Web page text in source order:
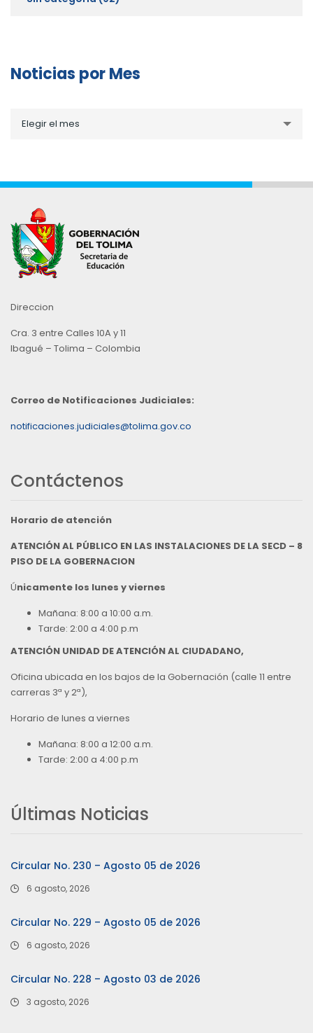
Noticias por Mes
porElegir el mes
Direccion
Cra. 3 entre Calles 10A y 11
Ibagué – Tolima – Colombia
Correo de Notificaciones Judiciales:
notificaciones.judiciales@tolima.gov.co
Contáctenos
Horario de atención
ATENCIÓN AL PÚBLICO EN LAS INSTALACIONES DE LA SECD – 8
PISO DE LA GOBERNACION
Únicamente los lunes y viernes
Mañana: 8:00 a 10:00 a.m.
Tarde: 2:00 a 4:00 p.m
ATENCIÓN UNIDAD DE ATENCIÓN AL CIUDADANO,
Oficina ubicada en los bajos de la Gobernación (calle 11 entre
carreras 3ª y 2ª),
Horario de lunes a viernes
Mañana: 8:00 a 12:00 a.m.
Tarde: 2:00 a 4:00 p.m
Últimas Noticias
Circular No. 230 – Agosto 05 de 2026
6 agosto, 2026
Circular No. 229 – Agosto 05 de 2026
6 agosto, 2026
Circular No. 228 – Agosto 03 de 2026
3 agosto, 2026